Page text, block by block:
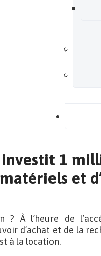
investit 1
et
? À l’heure de
d’achat et de la
à la location.